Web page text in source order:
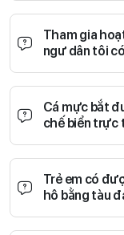
Tham gia
ngư dân tôi
Cá mực bắt
chế biển trực
Trẻ em có
hô bằng tàu